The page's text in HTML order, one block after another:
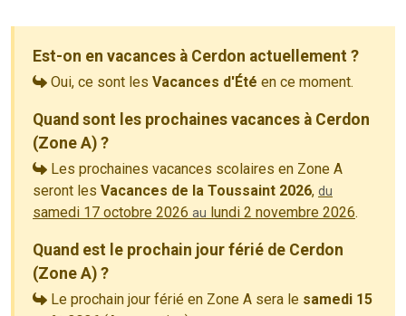
Est-on en vacances à Cerdon actuellement ?
Oui, ce sont les Vacances d'Été en ce moment.
Quand sont les prochaines vacances à Cerdon
(Zone A) ?
Les prochaines vacances scolaires en Zone A
seront les Vacances de la Toussaint 2026, du
samedi 17 octobre 2026 au lundi 2 novembre 2026.
Quand est le prochain jour férié de Cerdon
(Zone A) ?
Le prochain jour férié en Zone A sera le samedi 15